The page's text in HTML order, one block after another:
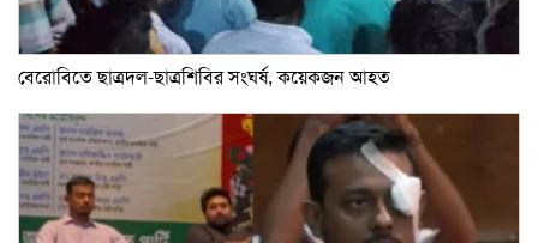
বেরোবিতে ছাত্রদল-ছাত্রশিবির সংঘর্ষ, কয়েকজন আহত